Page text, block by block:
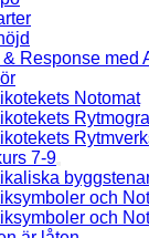
Response med
Notomat
7-9
och
och